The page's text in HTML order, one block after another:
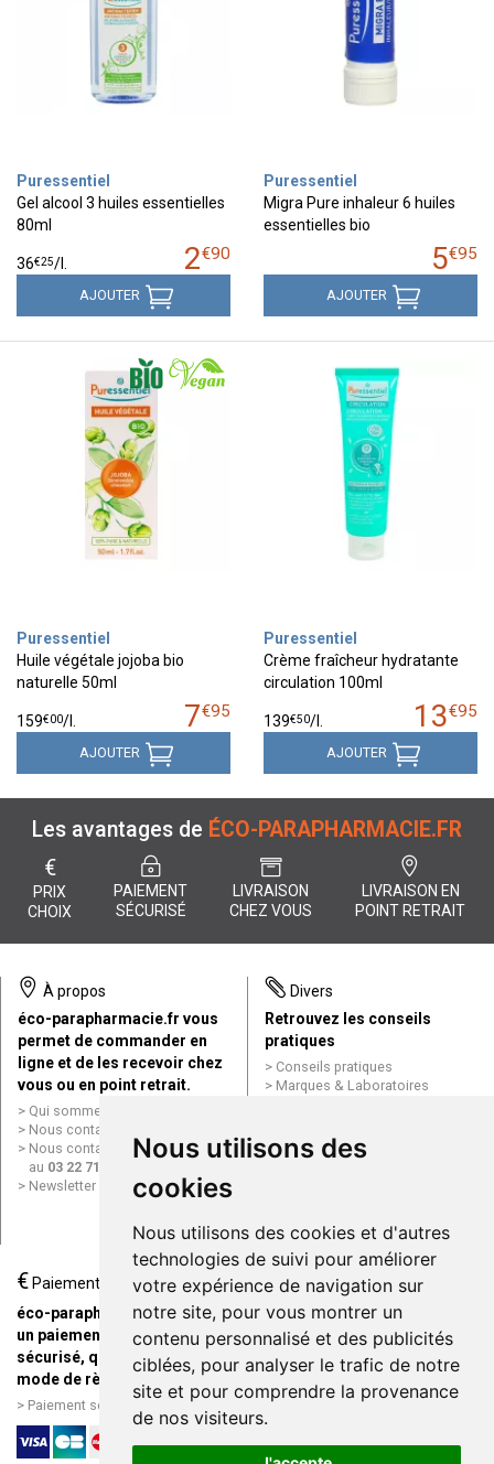
Nous utilisons des
cookies
Nous utilisons des cookies et d'autres
technologies de suivi pour améliorer
votre expérience de navigation sur
notre site, pour vous montrer un
contenu personnalisé et des publicités
ciblées, pour analyser le trafic de notre
site et pour comprendre la provenance
de nos visiteurs.
Puressentiel
Gel alcool 3 huiles essentielles
80ml
2€90
36€25/
AJOUTER
Puressentiel
Migra Pure inhaleur 6 huiles
essentielles bio
5€95
AJOUTER
Puressentiel
Huile végétale jojoba bio
naturelle 50ml
7€95
159€00/
AJOUTER
Puressentiel
Crème fraîcheur hydratante
circulation 100ml
13€95
139€50/
AJOUTER
Les avantages de ÉCO-PARAPHARMACIE.FR
€
PRIX
CHOIX
PAIEMENT
SÉCURISÉ
LIVRAISON
CHEZ VOUS
LIVRAISON EN
POINT RETRAIT
À propos
éco-parapharmacie.fr vous
permet de commander en
ligne et de les recevoir chez
vous ou en point retrait.
Qui sommes nous ?
Nous contacter par e-mail
Nous contacter par téléphone
au 03 22 71 64 10
Newsletter
Divers
Retrouvez les conseils
pratiques
Conseils pratiques
Marques & Laboratoires
Mentions légales
Données personnelles
ligne
€ Paiement
éco-parapharmacie.fr offre
un paiement entièrement
sécurisé, quel que soit le
mode de règlement
Paiement sécurisé et simple
Livraison / Point retrait
Commandez en ligne et
recevez votre commande
rapidement chez vous ou en
point retrait
Livraison chez vous ou en